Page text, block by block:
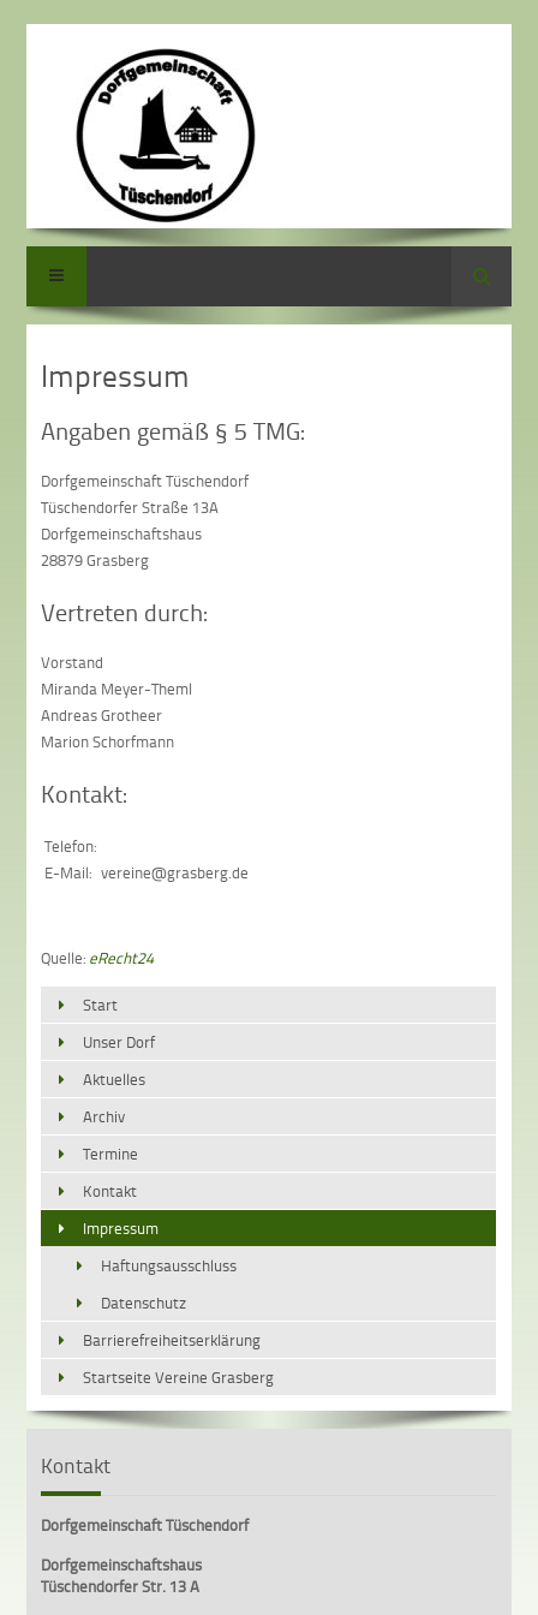
Suche
Impressum
Angaben gemäß § 5 TMG:
Dorfgemeinschaft Tüschendorf
Tüschendorfer Straße 13A
Dorfgemeinschaftshaus
28879 Grasberg
Vertreten durch:
Vorstand
Miranda Meyer-Theml
Andreas Grotheer
Marion Schorfmann
Kontakt:
Telefon:
E-Mail: vereine@grasberg.de
Quelle: eRecht24
Start
Unser Dorf
Aktuelles
Archiv
Termine
Kontakt
Impressum
Haftungsausschluss
Datenschutz
Barrierefreiheitserklärung
Startseite Vereine Grasberg
Kontakt
Dorfgemeinschaft Tüschendorf
Dorfgemeinschaftshaus
Tüschendorfer Str. 13 A